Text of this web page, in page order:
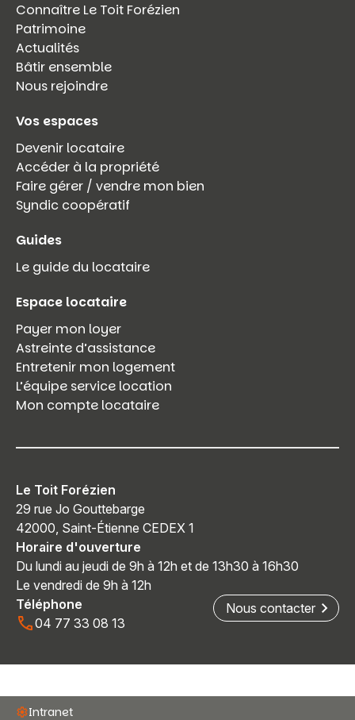
Connaître Le Toit Forézien
Patrimoine
Actualités
Bâtir ensemble
Nous rejoindre
Vos espaces
Devenir locataire
Accéder à la propriété
Faire gérer / vendre mon bien
Syndic coopératif
Guides
Le guide du locataire
Espace locataire
Payer mon loyer
Astreinte d’assistance
Entretenir mon logement
L’équipe service location
Mon compte locataire
Le Toit Forézien
29 rue Jo Gouttebarge
42000, Saint-Étienne CEDEX 1
Horaire d'ouverture
Du lundi au jeudi de 9h à 12h et de 13h30 à 16h30
Le vendredi de 9h à 12h
Téléphone
04 77 33 08 13
Nous contacter
Intranet